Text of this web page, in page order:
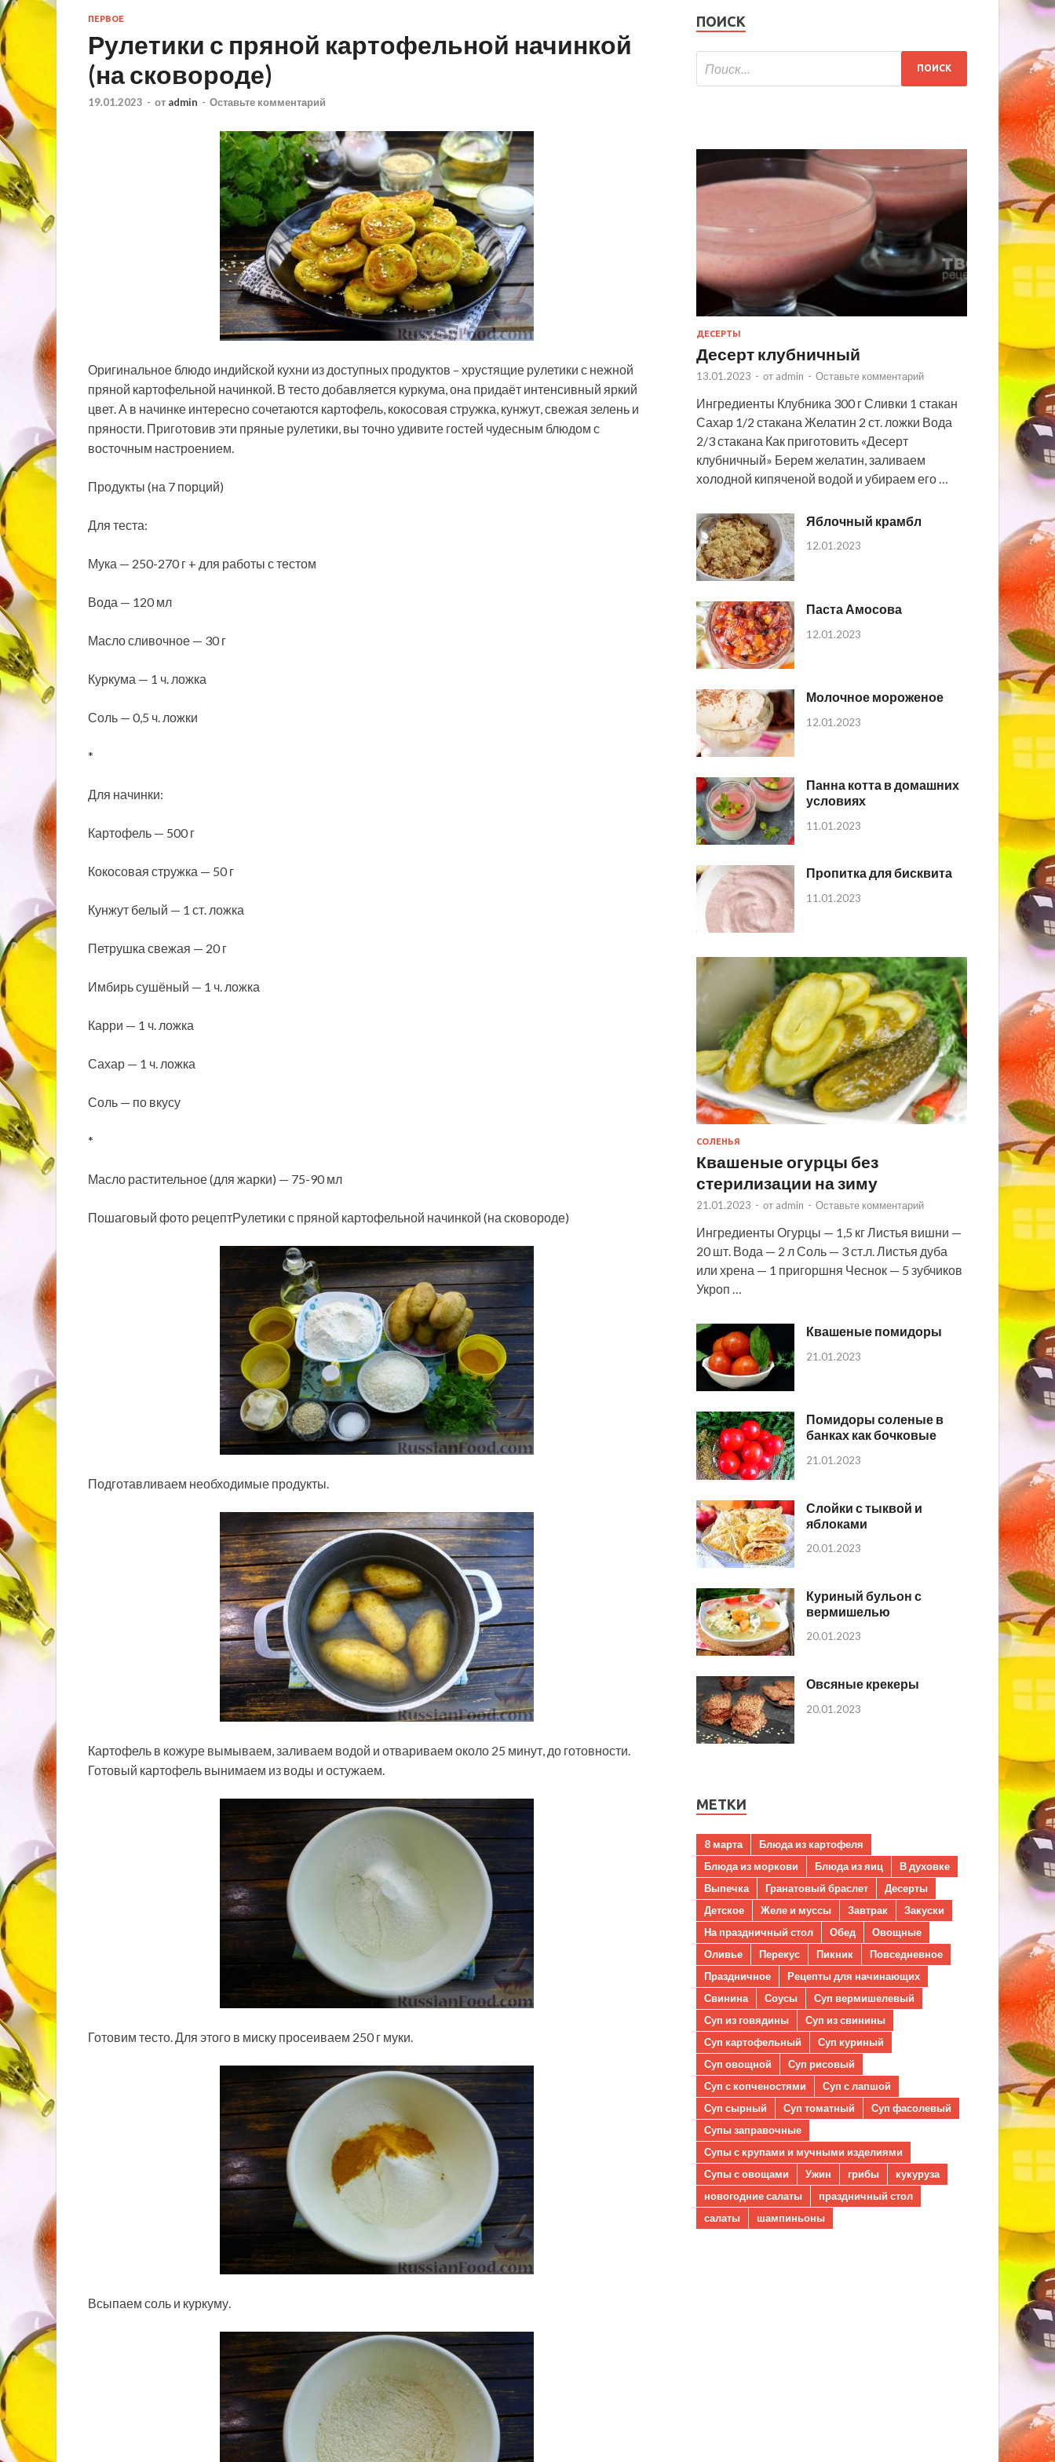
ПЕРВОЕ
Рулетики с пряной картофельной начинкой
(на сковороде)
19.01.2023 - от admin - Оставьте комментарий
Оригинальное блюдо индийской кухни из доступных продуктов – хрустящие рулетики с нежной
пряной картофельной начинкой. В тесто добавляется куркума, она придаёт интенсивный яркий
цвет. А в начинке интересно сочетаются картофель, кокосовая стружка, кунжут, свежая зелень и
пряности. Приготовив эти пряные рулетики, вы точно удивите гостей чудесным блюдом с
восточным настроением.
Продукты (на 7 порций)
Для теста:
Мука — 250-270 г + для работы с тестом
Вода — 120 мл
Масло сливочное — 30 г
Куркума — 1 ч. ложка
Соль — 0,5 ч. ложки
*
Для начинки:
Картофель — 500 г
Кокосовая стружка — 50 г
Кунжут белый — 1 ст. ложка
Петрушка свежая — 20 г
Имбирь сушёный — 1 ч. ложка
Карри — 1 ч. ложка
Сахар — 1 ч. ложка
Соль — по вкусу
*
Масло растительное (для жарки) — 75-90 мл
Пошаговый фото рецептРулетики с пряной картофельной начинкой (на сковороде)
Подготавливаем необходимые продукты.
Картофель в кожуре вымываем, заливаем водой и отвариваем около 25 минут, до готовности.
Готовый картофель вынимаем из воды и остужаем.
Готовим тесто. Для этого в миску просеиваем 250 г муки.
Всыпаем соль и куркуму.
ПОИСК
ДЕСЕРТЫ
Десерт клубничный
13.01.2023 - от admin - Оставьте комментарий
Ингредиенты Клубника 300 г Сливки 1 стакан
Сахар 1/2 стакана Желатин 2 ст. ложки Вода
2/3 стакана Как приготовить «Десерт
клубничный» Берем желатин, заливаем
холодной кипяченой водой и убираем его …
Яблочный крамбл
12.01.2023
Паста Амосова
12.01.2023
Молочное мороженое
12.01.2023
Панна котта в домашних
условиях
11.01.2023
Пропитка для бисквита
11.01.2023
СОЛЕНЬЯ
Квашеные огурцы без
стерилизации на зиму
21.01.2023 - от admin - Оставьте комментарий
Ингредиенты Огурцы — 1,5 кг Листья вишни —
20 шт. Вода — 2 л Соль — 3 ст.л. Листья дуба
или хрена — 1 пригоршня Чеснок — 5 зубчиков
Укроп …
Квашеные помидоры
21.01.2023
Помидоры соленые в
банках как бочковые
21.01.2023
Слойки с тыквой и
яблоками
20.01.2023
Куриный бульон с
вермишелью
20.01.2023
Овсяные крекеры
20.01.2023
МЕТКИ
8 марта
Блюда из картофеля
Блюда из моркови
Блюда из яиц
В духовке
Выпечка
Гранатовый браслет
Десерты
Детское
Желе и муссы Завтрак
Закуски
На праздничный стол
Обед
Овощные
Оливье
Перекус Пикник
Повседневное
Праздничное
Рецепты для начинающих
Свинина
Соусы
Суп вермишелевый
Суп из говядины
Суп из свинины
Суп картофельный
Суп куриный
Суп овощной
Суп рисовый
Суп с копченостями
Суп с лапшой
Суп сырный
Суп томатный
Суп фасолевый
Супы заправочные
Супы с крупами и мучными изделиями
Супы с овощами
Ужин грибы
кукуруза
новогодние салаты
праздничный стол
салаты
шампиньоны